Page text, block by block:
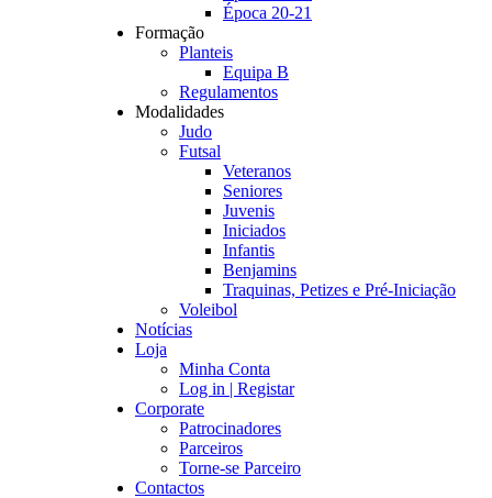
Época 20-21
Formação
Planteis
Equipa B
Regulamentos
Modalidades
Judo
Futsal
Veteranos
Seniores
Juvenis
Iniciados
Infantis
Benjamins
Traquinas, Petizes e Pré-Iniciação
Voleibol
Notícias
Loja
Minha Conta
Log in | Registar
Corporate
Patrocinadores
Parceiros
Torne-se Parceiro
Contactos